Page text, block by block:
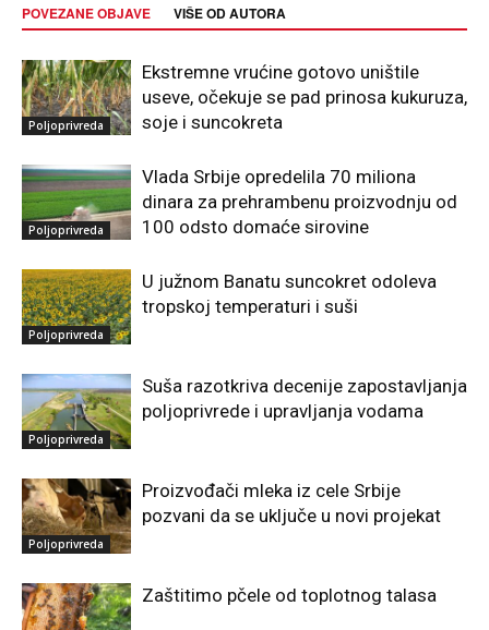
POVEZANE OBJAVE VIŠE OD AUTORA
Poljoprivreda
Ekstremne vrućine gotovo uništile
useve, očekuje se pad prinosa kukuruza,
soje i suncokreta
Poljoprivreda
Vlada Srbije opredelila 70 miliona
dinara za prehrambenu proizvodnju od
100 odsto domaće sirovine
Poljoprivreda
U južnom Banatu suncokret odoleva
tropskoj temperaturi i suši
Poljoprivreda
Suša razotkriva decenije zapostavljanja
poljoprivrede i upravljanja vodama
Poljoprivreda
Proizvođači mleka iz cele Srbije
pozvani da se uključe u novi projekat
Zaštitimo pčele od toplotnog talasa